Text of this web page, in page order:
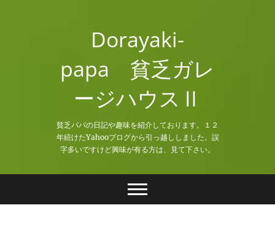
Dorayaki-
papa 貧乏ガレ
ージハウスⅡ
貧乏パパの日記や趣味を紹介しております。１２
年続けたYahooブログから引っ越ししました。誤
字多いですけど興味が有る方は、見て下さい。